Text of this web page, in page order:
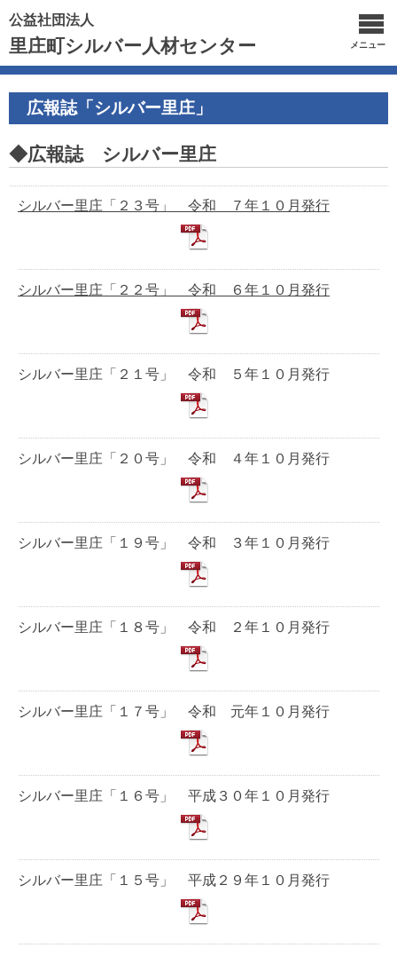
公益社団法人
里庄町シルバー人材センター メニュー
広報誌「シルバー里庄」
◆広報誌 シルバー里庄
シルバー里庄「２３号」 令和 ７年１０月発行
シルバー里庄「２２号」 令和 ６年１０月発行
シルバー里庄「２１号」 令和 ５年１０月発行
シルバー里庄「２０号」 令和 ４年１０月発行
シルバー里庄「１９号」 令和 ３年１０月発行
シルバー里庄「１８号」 令和 ２年１０月発行
シルバー里庄「１７号」 令和 元年１０月発行
シルバー里庄「１６号」 平成３０年１０月発行
シルバー里庄「１５号」 平成２９年１０月発行